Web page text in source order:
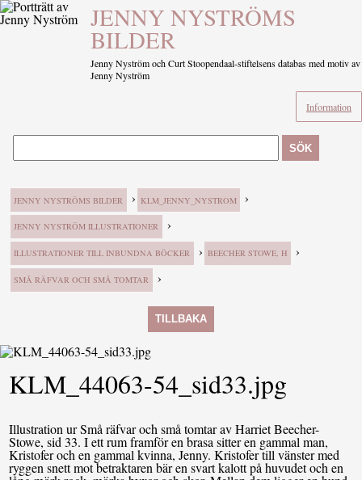
JENNY NYSTRÖMS
BILDER
Jenny Nyström och Curt Stoopendaal-stiftelsens databas med motiv av
Jenny Nyström
Information
SÖK
JENNY NYSTRÖMS BILDER › KLM_JENNY_NYSTROM ›
JENNY NYSTRÖM ILLUSTRATIONER ›
ILLUSTRATIONER TILL INBUNDNA BÖCKER › BEECHER STOWE, H ›
SMÅ RÄFVAR OCH SMÅ TOMTAR ›
TILLBAKA
KLM_44063-54_sid33.jpg
Illustration ur Små räfvar och små tomtar av Harriet Beecher-
Stowe, sid 33. I ett rum framför en brasa sitter en gammal man,
Kristofer och en gammal kvinna, Jenny. Kristofer till vänster med
ryggen snett mot betraktaren bär en svart kalott på huvudet och en